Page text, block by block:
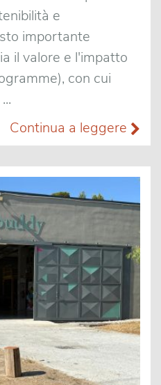
e
importante
il valore e l'impatto
con cui
Continua a leggere